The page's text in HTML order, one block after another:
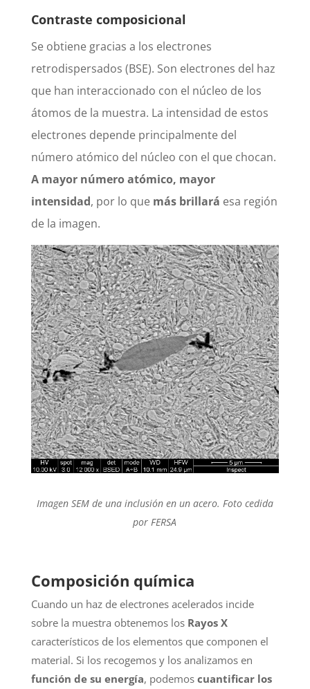
Contraste composicional
Se obtiene gracias a los electrones
retrodispersados (BSE). Son electrones del haz
que han interaccionado con el núcleo de los
átomos de la muestra. La intensidad de estos
electrones depende principalmente del
número atómico del núcleo con el que chocan.
A mayor número atómico, mayor
intensidad, por lo que más brillará esa región
de la imagen.
Imagen SEM de una inclusión en un acero. Foto cedida
por FERSA
Composición química
Cuando un haz de electrones acelerados incide
sobre la muestra obtenemos los Rayos X
característicos de los elementos que componen el
material. Si los recogemos y los analizamos en
función de su energía, podemos cuantificar los